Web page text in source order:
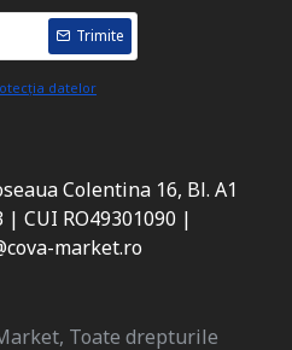
Trimite
datelor
Colentina 16, Bl. A1
| CUI RO49301090 |
market.ro
Toate drepturile